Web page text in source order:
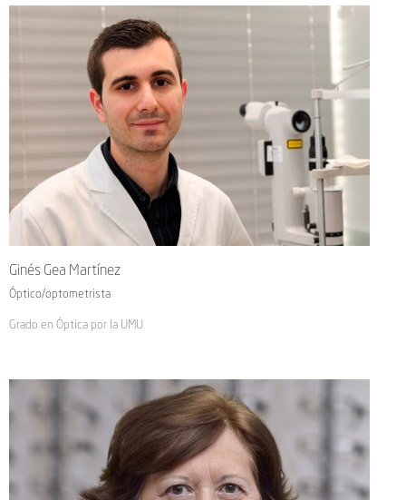
Ginés Gea Martínez
Óptico/optometrista
Grado en Óptica por la UMU